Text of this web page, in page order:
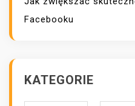
Facebooku
KATEGORIE